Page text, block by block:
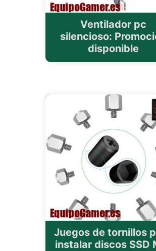
Ventilador pc
silencioso:
disponible
Juegos de tornillos
instalar discos SSD